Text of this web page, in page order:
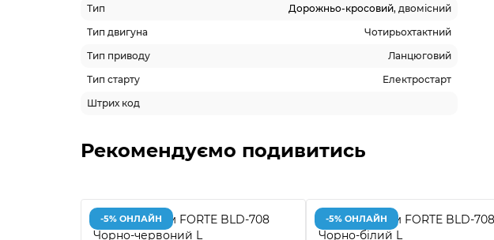
Тип
Дорожньо-кросовий, двомісний
Тип двигуна
Чотирьохтактний
Тип приводу
Ланцюговий
Тип старту
Електростарт
Штрих код
Рекомендуємо подивитись
-5% ОНЛАЙН -5% ОНЛАЙН